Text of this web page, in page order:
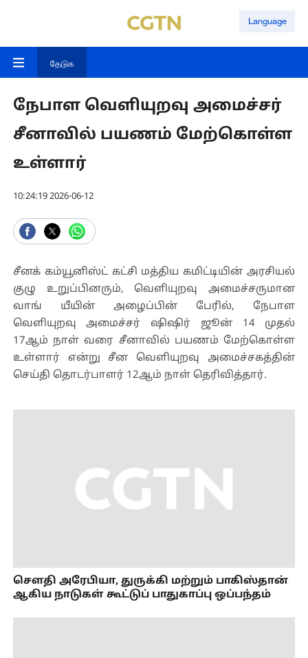
Language
தேடுக
நேபாள வெளியுறவு அமைச்சர்
சீனாவில் பயணம் மேற்கொள்ள
உள்ளார்
10:24:19 2026-06-12
சீனக் கம்யூனிஸ்ட் கட்சி மத்திய கமிட்டியின் அரசியல்
குழு உறுப்பினரும், வெளியுறவு அமைச்சருமான
வாங் யீயின் அழைப்பின் பேரில், நேபாள
வெளியுறவு அமைச்சர் ஷிஷிர் ஜூன் 14 முதல்
17ஆம் நாள் வரை சீனாவில் பயணம் மேற்கொள்ள
உள்ளார் என்று சீன வெளியுறவு அமைச்சகத்தின்
செய்தி தொடர்பாளர் 12ஆம் நாள் தெரிவித்தார்.
செளதி அரேபியா, துருக்கி மற்றும் பாகிஸ்தான்
ஆகிய நாடுகள் கூட்டுப் பாதுகாப்பு ஒப்பந்தம்